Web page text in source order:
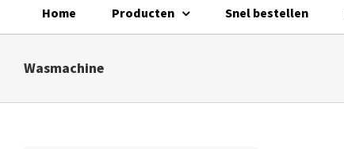
Home Producten Snel bestellen
Wasmachine